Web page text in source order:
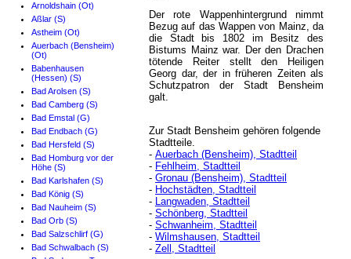
Arnoldshain (Ot)
Aßlar (S)
Astheim (Ot)
Auerbach (Bensheim)
(Ot)
Babenhausen
(Hessen) (S)
Bad Arolsen (S)
Bad Camberg (S)
Bad Emstal (G)
Bad Endbach (G)
Bad Hersfeld (S)
Bad Homburg vor der
Höhe (S)
Bad Karlshafen (S)
Bad König (S)
Bad Nauheim (S)
Bad Orb (S)
Bad Salzschlirf (G)
Bad Schwalbach (S)
Der rote Wappenhintergrund nimmt
Bezug auf das Wappen von Mainz, da
die Stadt bis 1802 im Besitz des
Bistums Mainz war. Der den Drachen
tötende Reiter stellt den Heiligen
Georg dar, der in früheren Zeiten als
Schutzpatron der Stadt Bensheim
galt.
Zur Stadt Bensheim gehören folgende
Stadtteile.
- Auerbach (Bensheim), Stadtteil
- Fehlheim, Stadtteil
- Gronau (Bensheim), Stadtteil
- Hochstädten, Stadtteil
- Langwaden, Stadtteil
- Schönberg, Stadtteil
- Schwanheim, Stadtteil
- Wilmshausen, Stadtteil
- Zell, Stadtteil